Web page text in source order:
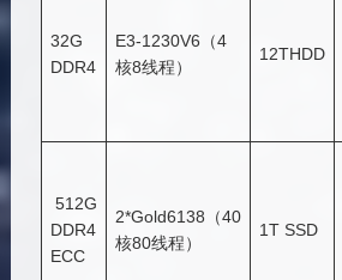
32G
DDR4
E3-1230V6（4
核8线程）
12THDD
512G
DDR4
ECC
2*Gold6138（40
核80线程）
1T SSD